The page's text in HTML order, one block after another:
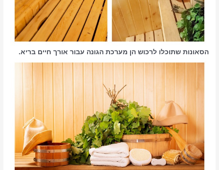
הסאונות שתוכלו לרכוש הן מערכת הגונה עבור אורך חיים בריא.